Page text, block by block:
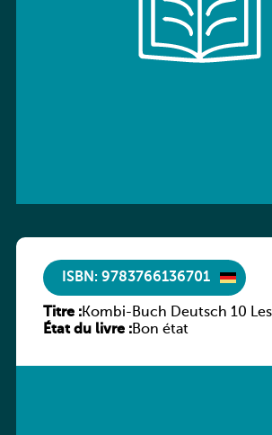
ISBN: 9783766136701
Titre :Kombi-Buch Deutsch 10
Sprachbuch
État du livre :Bon état